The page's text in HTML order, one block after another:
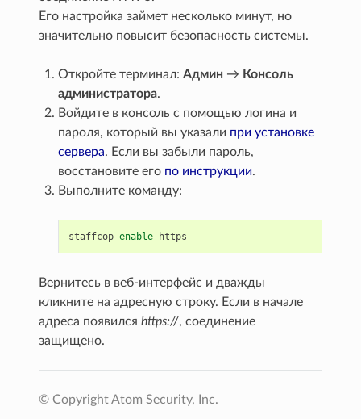
Его настройка займет несколько минут, но
значительно повысит безопасность системы.
Откройте терминал:Админ → Консоль
администратора.
Войдите в консоль с помощью логина и
пароля, который вы указали при установке
сервера. Если вы забыли пароль,
восстановите его по инструкции.
Выполните команду:
staffcop enable
Вернитесь в веб-интерфейс и дважды
кликните на адресную строку. Если в начале
адреса появилсяhttps://, соединение
защищено.
© Copyright Atom Security, Inc.